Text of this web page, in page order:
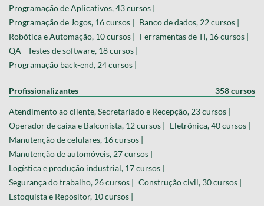
Programação de Aplicativos, 43 cursos |
Programação de Jogos, 16 cursos | Banco de dados, 22 cursos |
Robótica e Automação, 10 cursos | Ferramentas de TI, 16 cursos |
QA - Testes de software, 18 cursos |
Programação back-end, 24 cursos |
Profissionalizantes 358 cursos
Atendimento ao cliente, Secretariado e Recepção, 23 cursos |
Operador de caixa e Balconista, 12 cursos | Eletrônica, 40 cursos |
Manutenção de celulares, 16 cursos |
Manutenção de automóveis, 27 cursos |
Logística e produção industrial, 17 cursos |
Segurança do trabalho, 26 cursos | Construção civil, 30 cursos |
Estoquista e Repositor, 10 cursos |